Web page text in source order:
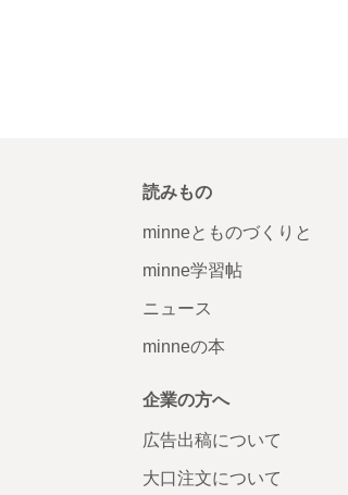
読みもの
minneとものづくりと
minne学習帖
ニュース
minneの本
企業の方へ
広告出稿について
大口注文について